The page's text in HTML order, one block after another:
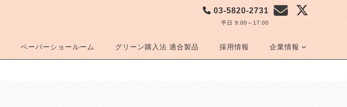
03-5820-2731
平日 9:00～17:00
ペーパーショールーム グリーン購入法 適合製品 採用情報 企業情報